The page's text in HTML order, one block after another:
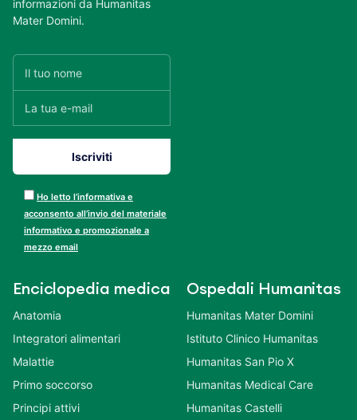
informazioni da Humanitas
Mater Domini.
Ho letto l’informativa e
acconsento all’invio del materiale
informativo e promozionale a
mezzo email
Enciclopedia medica
Anatomia
Integratori alimentari
Malattie
Primo soccorso
Principi attivi
Ospedali Humanitas
Humanitas Mater Domini
Istituto Clinico Humanitas
Humanitas San Pio X
Humanitas Medical Care
Humanitas Castelli